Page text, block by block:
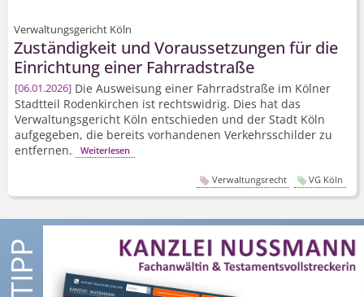
Verwaltungsgericht Köln
Zuständigkeit und Voraussetzungen für die
Einrichtung einer Fahrradstraße
06.01.2026 Die Ausweisung einer Fahrradstraße im Kölner
Stadtteil Rodenkirchen ist rechtswidrig. Dies hat das
Verwaltungsgericht Köln entschieden und der Stadt Köln
aufgegeben, die bereits vorhandenen Verkehrsschilder zu
entfernen.
Weiterlesen
Verwaltungsrecht VG Köln